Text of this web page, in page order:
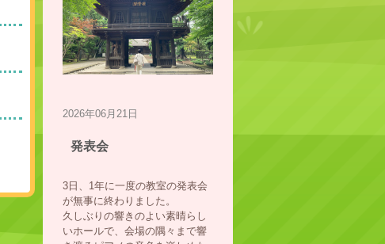
2026年06月21日
発表会
3日、1年に一度の教室の発表会
が無事に終わりました。
久しぶりの響きのよい素晴らし
いホールで、会場の隅々まで響